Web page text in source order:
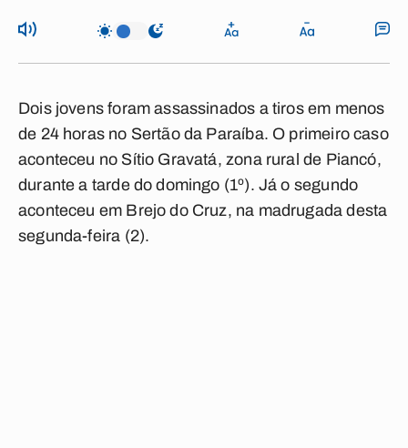
Dois jovens foram assassinados a tiros em menos
de 24 horas no Sertão da Paraíba. O primeiro caso
aconteceu no Sítio Gravatá, zona rural de Piancó,
durante a tarde do domingo (1º). Já o segundo
aconteceu em Brejo do Cruz, na madrugada desta
segunda-feira (2).